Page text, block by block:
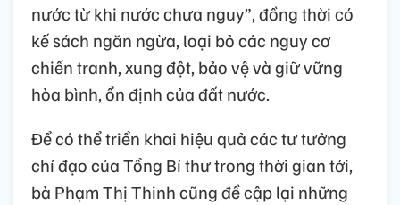
nước từ khi nước chưa nguy”, đồng thời có
kế sách ngăn ngừa, loại bỏ các nguy cơ
chiến tranh, xung đột, bảo vệ và giữ vững
hòa bình, ổn định của đất nước.
Để có thể triển khai hiệu quả các tư tưởng
chỉ đạo của Tổng Bí thư trong thời gian tới,
bà Phạm Thị Thinh cũng đề cập lại những